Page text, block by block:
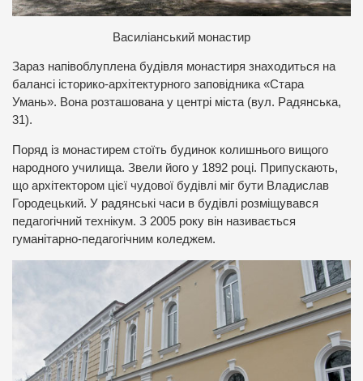
Василіанський монастир
Зараз напівоблуплена будівля монастиря знаходиться на
балансі історико-архітектурного заповідника «Стара
Умань». Вона розташована у центрі міста (вул. Радянська,
31).
Поряд із монастирем стоїть будинок колишнього вищого
народного училища. Звели його у 1892 році. Припускають,
що архітектором цієї чудової будівлі міг бути Владислав
Городецький. У радянські часи в будівлі розміщувався
педагогічний технікум. З 2005 року він називається
гуманітарно-педагогічним коледжем.